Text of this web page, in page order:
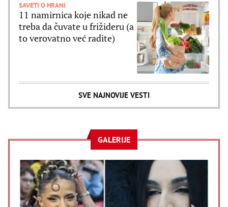
SAVETI O HRANI
11 namirnica koje nikad ne
treba da čuvate u frižideru (a
to verovatno već radite)
SVE NAJNOVIJE VESTI
GALERIJE